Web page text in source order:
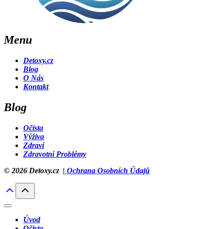
Menu
Detoxy.cz
Blog
O Nás
Kontakt
Blog
Očista
Výživa
Zdraví
Zdravotní Problémy
© 2026 Detoxy.cz | Ochrana Osobních Údajů
Úvod